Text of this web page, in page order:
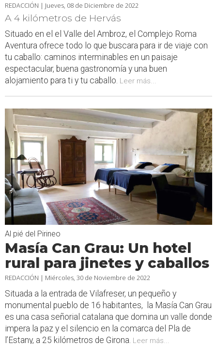
REDACCIÓN | Jueves, 08 de Diciembre de 2022
A 4 kilómetros de Hervás
Situado en el el Valle del Ambroz, el Complejo Roma
Aventura ofrece todo lo que buscara para ir de viaje con
tu caballo: caminos interminables en un paisaje
espectacular, buena gastronomía y una buen
alojamiento para ti y tu caballo. Leer más...
Al pié del Pirineo
Masía Can Grau: Un hotel
rural para jinetes y caballos
REDACCIÓN | Miércoles, 30 de Noviembre de 2022
Situada a la entrada de Vilafreser, un pequeño y
monumental pueblo de 16 habitantes, la Masía Can Grau
es una casa señorial catalana que domina un valle donde
impera la paz y el silencio en la comarca del Pla de
l’Estany, a 25 kilómetros de Girona. Leer más...